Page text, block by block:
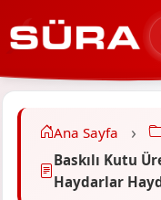
Ana Sayfa
Baskılı Kutu
Haydarlar